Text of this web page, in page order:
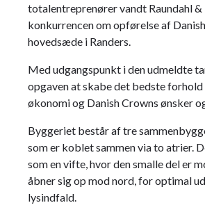
totalentreprenører vandt Raundahl
konkurrencen om opførelse af
hovedsæde i Randers.
Med udgangspunkt i den udmeldte
opgaven at skabe det bedste forhold
økonomi og Danish Crowns ønsker
Byggeriet består af tre
som er koblet sammen via to atrier.
som en vifte, hvor den smalle del er
åbner sig op mod nord, for optimal
lysindfald.